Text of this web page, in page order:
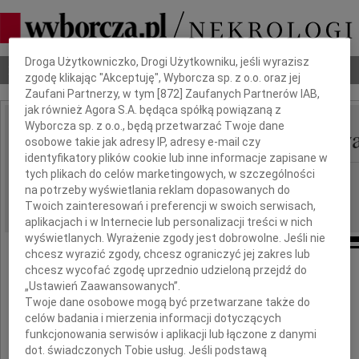
Nekrologi Odeszli Poradnik pogrzebowy
IMIĘ I NAZWISKO: Przemysław Z
REGION: cała Polska
DATA EMISJI: 16.12.2009
12 grudnia 2009 roku,
Dbamy o Twoją prywatność
Droga Użytkowniczko, Drogi Użytkowniku, jeśli wyrazisz
zgodę klikając "Akceptuję", Wyborcza sp. z o.o. oraz jej
Zaufani Partnerzy, w tym [872 ] Zaufanych Partnerów IAB,
jak również Agora S.A. będąca spółką powiązaną z
Wyborcza sp. z o.o., będą przetwarzać Twoje dane
osobowe takie jak adresy IP, adresy e-mail czy
identyfikatory plików cookie lub inne informacje zapisane w
tych plikach do celów marketingowych, w szczególności
na potrzeby wyświetlania reklam dopasowanych do
Twoich zainteresowań i preferencji w swoich serwisach,
aplikacjach i w Internecie lub personalizacji treści w nich
wyświetlanych. Wyrażenie zgody jest dobrowolne. Jeśli nie
chcesz wyrazić zgody, chcesz ograniczyć jej zakres lub
chcesz wycofać zgodę uprzednio udzieloną przejdź do
„Ustawień Zaawansowanych”.
Twoje dane osobowe mogą być przetwarzane także do
celów badania i mierzenia informacji dotyczących
funkcjonowania serwisów i aplikacji lub łączone z danymi
dot. świadczonych Tobie usług. Jeśli podstawą